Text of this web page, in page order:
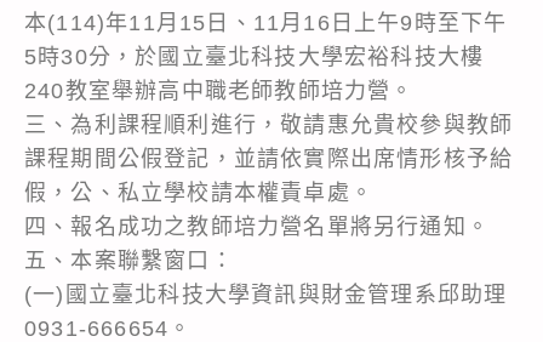
本(114)年11月15日、11月16日上午9時至下午
5時30分，於國立臺北科技大學宏裕科技大樓
240教室舉辦高中職老師教師培力營。
三、為利課程順利進行，敬請惠允貴校參與教師
課程期間公假登記，並請依實際出席情形核予給
假，公、私立學校請本權責卓處。
四、報名成功之教師培力營名單將另行通知。
五、本案聯繫窗口：
(一)國立臺北科技大學資訊與財金管理系邱助理
0931-666654。